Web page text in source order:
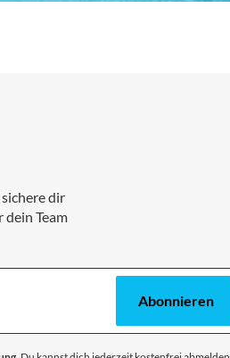
dir
dein Team
Abonnieren